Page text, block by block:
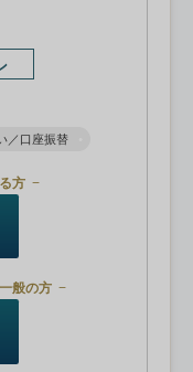
／口座振替
方
般の方